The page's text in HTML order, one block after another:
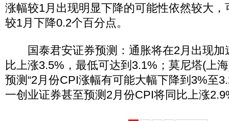
涨幅较1月出现明显下降的可能性依然较大
较1月下降0.2个百分点。
国泰君安证券预测：通胀将在2月出现加
比上涨3.5%，最低可达到3.1%；莫尼塔(上
预测“2月份CPI涨幅有可能大幅下降到3%至
一创业证券甚至预测2月份CPI将同比上涨